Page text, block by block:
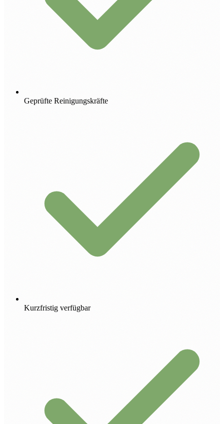
Geprüfte Reinigungskräfte
Kurzfristig verfügbar